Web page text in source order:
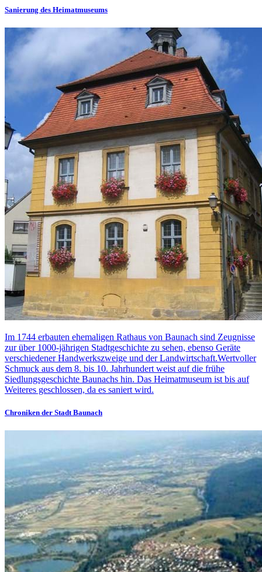
Sanierung des Heimatmuseums
Im 1744 erbauten ehemaligen Rathaus von Baunach sind Zeugnisse
zur über 1000-jährigen Stadtgeschichte zu sehen, ebenso Geräte
verschiedener Handwerkszweige und der Landwirtschaft.Wertvoller
Schmuck aus dem 8. bis 10. Jahrhundert weist auf die frühe
Siedlungsgeschichte Baunachs hin. Das Heimatmuseum ist bis auf
Weiteres geschlossen, da es saniert wird.
Chroniken der Stadt Baunach